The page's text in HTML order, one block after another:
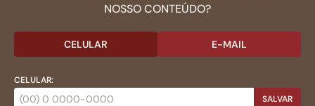
NOSSO CONTEÚDO?
CELULAR E-MAIL
CELULAR:
SALVAR